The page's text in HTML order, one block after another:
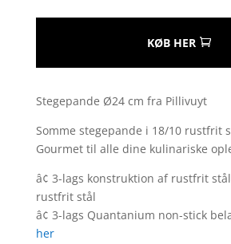
KØB HER
Stegepande Ø24 cm fra Pillivuyt
Somme stegepande i 18/10 rustfrit
Gourmet til alle dine kulinariske
â¢ 3-lags konstruktion af rustfrit
rustfrit stål
â¢ 3-lags Quantanium non-stick
her